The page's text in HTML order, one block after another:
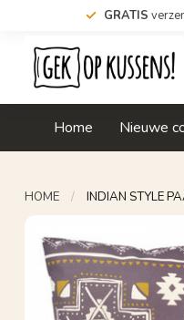
GRATIS
Home Nieuwe
HOME / INDIAN STYLE